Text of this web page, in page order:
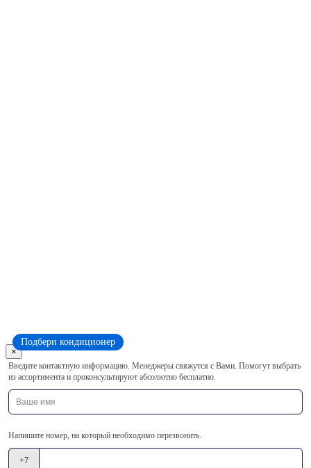
Подбери кондиционер
×
Оставьте
это
поле
пустым
Введите контактную информацию. Менеджеры свяжутся с Вами. Помогут выбрать
из ассортимента и проконсультируют абсолютно бесплатно.
Напишите номер, на который необходимо перезвонить.
+7